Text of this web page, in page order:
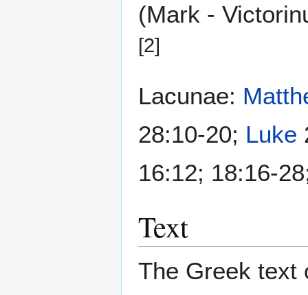
(Mark -
[2]
Lacunae:
28:10-20; Luke
16:12; 18:16-
Text
The Greek text